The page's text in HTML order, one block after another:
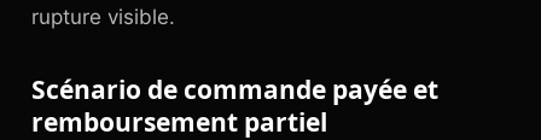
rupture visible.
Scénario de commande payée et
remboursement partiel